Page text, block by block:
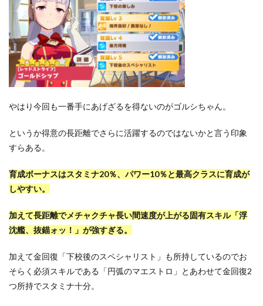
やはり今回も一番手にあげざるを得ないのがゴルシちゃん。
というか得意の長距離でさらに活躍するのではないかと言う印象
すらある。
育成ボーナスはスタミナ20％、パワー10％と最高クラスに育成が
しやすい。
加えて長距離でメチャクチャ長い間速度が上がる固有スキル「浮
沈艦、抜錨ォッ！」が強すぎる。
加えて金回復「下校後のスペシャリスト」も所持しているのでお
そらく必須スキルである「円弧のマエストロ」とあわせて金回復2
つ所持でスタミナ十分。